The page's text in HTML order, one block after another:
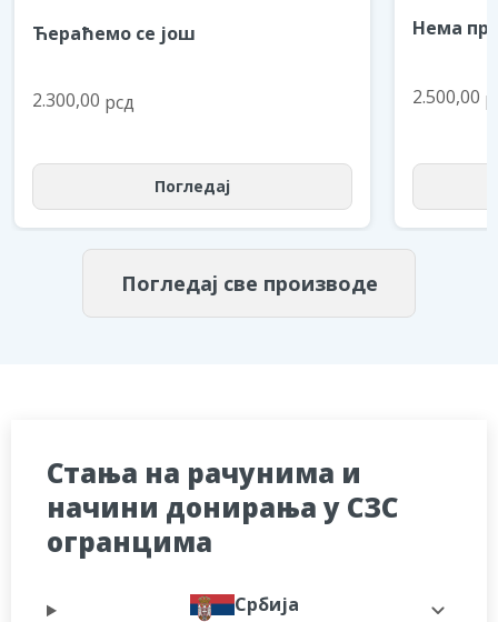
Ћераћемо се још
2.300,00 рсд
Погледај
Нема
2.500,00
Погледај све производе
Стања на рачунима и
начини донирања у СЗС
огранцима
Србија